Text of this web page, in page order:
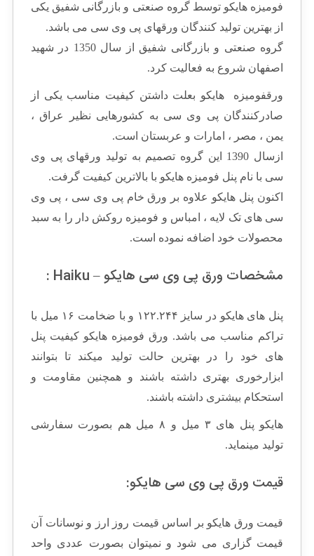
فومیزه هایکو توسط گروه صنعتی و بازرگانی شفیق یکی
از بهترین تولید کنندگان ورقهای پی وی سی می باشد.
گروه صنعتی و بازرگانی شفیق از سال 1350 در شهید
اصفهان شروع به فعالیت کرد.
ورقفومیزه هایکو بعلت داشتن کیفیت مناسب یکی از
صادرکنندگان پی وی سی به کشورهایی نظیر عراق ،
یمن ، مصر ، امارات و عربستان است.
ازسال 1390 این گروه تصمیم به تولید ورقهای پی وی
سی با نام پنل فومیزه هایکو با بالاترین کیفیت گرفت.
اکنون پنل هایکو علاوه بر ورق خام پی وی سی ، پی وی
سی های تک لایه ، امباس و فومیزه روکش دار را به سبد
محصولات خود اضافه نموده است.
مشخصات ورق پی وی سی هایکو – Haiku :
پنل های هایکو در سایز ۱۲۲.۲۴۴ و با ضخامت ۱۶ میل با
تراکم مناسب می باشد. ورق فومیزه هایکو کیفیت پنل
های خود را در بهترین حالت تولید میکند تا بتوانند
ابزارخوری بهتری داشته باشند و همچنین مقاومت و
استحکام بیشتری داشته باشند.
هایکو پنل های ۳ میل و ۸ میل هم بصورت سفارشی
تولید مینماید.
قیمت ورق پی وی سی هایکو:
قیمت ورق هایکو بر اساس قیمت روز ارز و نوسانات آن
قیمت گزاری می شود و نمیتوان بصورت عددی واحد